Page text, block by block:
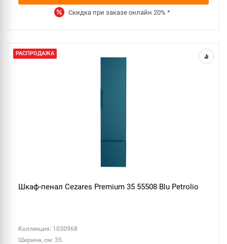
Скидка при заказе онлайн 20% *
РАСПРОДАЖА
Шкаф-пенал Cezares Premium 35 55508 Blu Petrolio
Коллекция: 1030968
Ширина, см: 35